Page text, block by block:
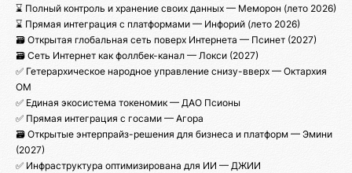
⌛ Полный контроль и хранение своих данных — Меморон (лето 2026)
⌛ Прямая интеграция с платформами — Инфорий (лето 2026)
🗃️ Открытая глобальная сеть поверх Интернета — Псинет (2027)
🗃️ Сеть Интернет как фоллбек-канал — Локcи (2027)
✅ Гетерархическое народное управление снизу-вверх — Октархия
ОМ
✅ Единая экосистема токеномик — ДАО Псионы
✅ Прямая интеграция с госами — Агора
🗃️ Открытые энтерпрайз-решения для бизнеса и платформ — Эмини
(2027)
✅ Инфраструктура оптимизирована для ИИ — ДЖИИ